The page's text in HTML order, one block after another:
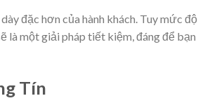
đặc hơn của hành khách. Tuy mức độ
là một giải pháp tiết kiệm, đáng để
Tín